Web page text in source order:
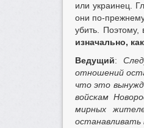
или украинец.
они по-
убить.
изначально,
Ведущий:
отношений
что это
войскам
мирных
останавливать